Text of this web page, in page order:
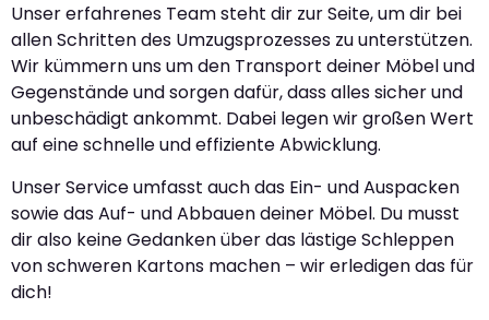
Unser erfahrenes Team steht dir zur Seite, um dir bei
allen Schritten des Umzugsprozesses zu unterstützen.
Wir kümmern uns um den Transport deiner Möbel und
Gegenstände und sorgen dafür, dass alles sicher und
unbeschädigt ankommt. Dabei legen wir großen Wert
auf eine schnelle und effiziente Abwicklung.
Unser Service umfasst auch das Ein- und Auspacken
sowie das Auf- und Abbauen deiner Möbel. Du musst
dir also keine Gedanken über das lästige Schleppen
von schweren Kartons machen – wir erledigen das für
dich!